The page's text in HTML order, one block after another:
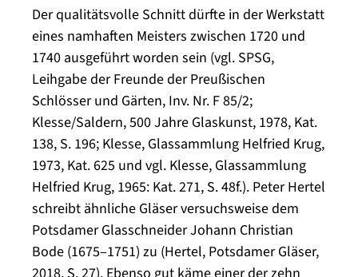
Der qualitätsvolle Schnitt dürfte in der Werkstatt
eines namhaften Meisters zwischen 1720 und
1740 ausgeführt worden sein (vgl. SPSG,
Leihgabe der Freunde der Preußischen
Schlösser und Gärten, Inv. Nr. F 85/2;
Klesse/Saldern, 500 Jahre Glaskunst, 1978, Kat.
138, S. 196; Klesse, Glassammlung Helfried Krug,
1973, Kat. 625 und vgl. Klesse, Glassammlung
Helfried Krug, 1965: Kat. 271, S. 48f.). Peter Hertel
schreibt ähnliche Gläser versuchsweise dem
Potsdamer Glasschneider Johann Christian
Bode (1675–1751) zu (Hertel, Potsdamer Gläser,